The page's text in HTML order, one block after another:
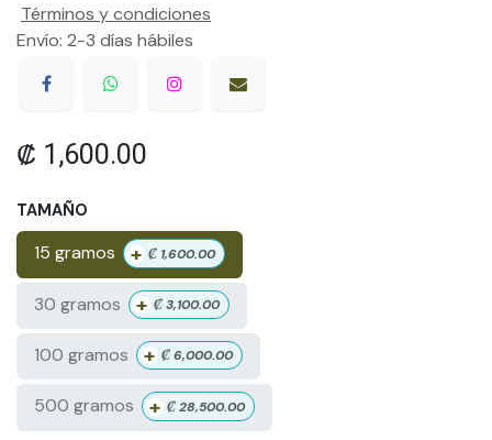
₡ 1,600.00
TAMAÑO
15 gramos + ₡ 1,600.00
30 gramos + ₡3,100.00
100 gramos + ₡6,000.00
500 gramos + ₡28,500.00
Términos y condiciones
Envío: 2-3 días hábiles